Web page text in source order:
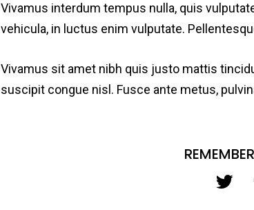
Vivamus interdum tempus nulla, quis
vehicula, in luctus enim vulputate.
Vivamus sit amet nibh quis justo mattis
suscipit congue nisl. Fusce ante metus,